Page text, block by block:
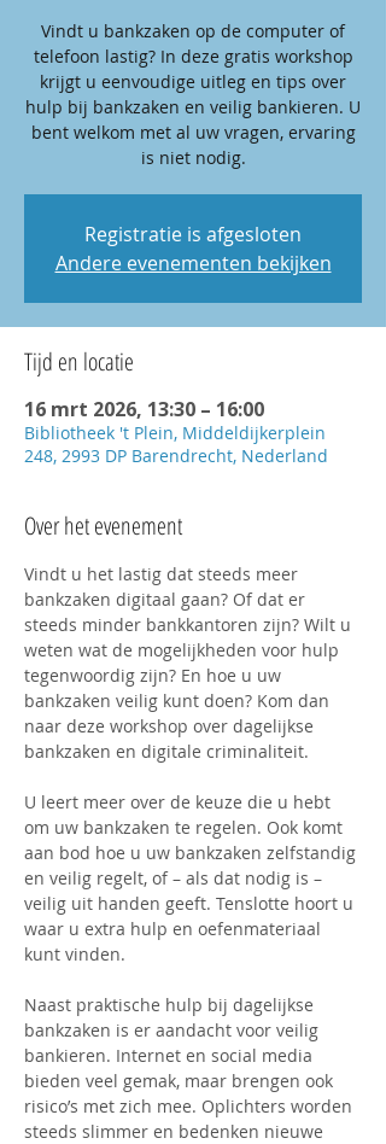
Vindt u bankzaken op de computer of
telefoon lastig? In deze gratis workshop
krijgt u eenvoudige uitleg en tips over
hulp bij bankzaken en veilig bankieren. U
bent welkom met al uw vragen, ervaring
Registratie is afgesloten
Andere evenementen bekijken
Tijd en locatie
16 mrt 2026, 13:30 – 16:00
Bibliotheek 't Plein, Middeldijkerplein
248, 2993 DP Barendrecht, Nederland
Over het evenement
Vindt u het lastig dat steeds meer
bankzaken digitaal gaan? Of dat er
steeds minder bankkantoren zijn? Wilt u
weten wat de mogelijkheden voor hulp
tegenwoordig zijn? En hoe u uw
bankzaken veilig kunt doen? Kom dan
naar deze workshop over dagelijkse
bankzaken en digitale criminaliteit.
U leert meer over de keuze die u hebt
om uw bankzaken te regelen. Ook komt
aan bod hoe u uw bankzaken zelfstandig
en veilig regelt, of – als dat nodig is –
veilig uit handen geeft. Tenslotte hoort u
waar u extra hulp en oefenmateriaal
kunt vinden.
Naast praktische hulp bij dagelijkse
bankzaken is er aandacht voor veilig
bankieren. Internet en social media
bieden veel gemak, maar brengen ook
risico’s met zich mee. Oplichters worden
steeds slimmer en bedenken nieuwe